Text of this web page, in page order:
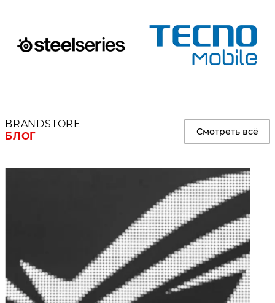
BRANDSTORE
БЛОГ
Смотреть всё